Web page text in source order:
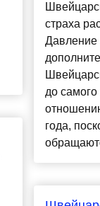
страха
до самого
года,